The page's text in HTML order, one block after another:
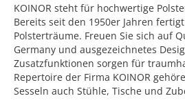
KOINOR steht für hochwertige
Bereits seit den 1950er Jahren fertigt
Polsterträume. Freuen Sie sich auf
Germany und ausgezeichnetes
Zusatzfunktionen sorgen für
Repertoire der Firma KOINOR
Sesseln auch Stühle, Tische und